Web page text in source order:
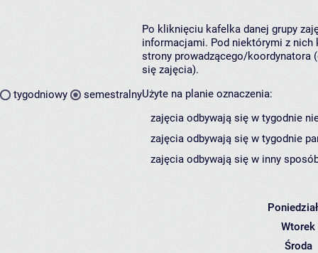
tygodniowy semestralny
Po kliknięciu kafelka danej grupy
informacjami. Pod niektórymi z nich
strony prowadzącego/koordynatora
się zajęcia).
Użyte na planie oznaczenia:
zajęcia odbywają się w tygodnie
zajęcia odbywają się w tygodnie
zajęcia odbywają się w inny
Wtorek
Środa